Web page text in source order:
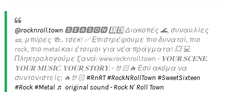
@rocknroll.town 🆂🅴🅰🆂🅾🅽 1️⃣6️⃣ Διακοπές 🌊, συναυλίες
🎫, μπύρες 🍻... τσεκ! ✅️ Επιστρέφουμε πιο δυνατοί, πιο
rock, πιο metal και έτοιμοι για νέα πράγματα! 💥 💻
Πληκτρολογούμε ξανά: www.rocknroll.town - 𝐘𝐎𝐔𝐑 𝐒𝐂𝐄𝐍𝐄.
𝐘𝐎𝐔𝐑 𝐌𝐔𝐒𝐈𝐂. 𝐘𝐎𝐔𝐑 𝐒𝐓𝐎𝐑𝐘. - 🤘🏻🔥 Εσύ ακόμα να
συντονιστείς; 🔥🤘🏻#RnRT #RockNRollTown #SweetSixteen
#Rock #Metal ♬ original sound - Rock N' Roll Town